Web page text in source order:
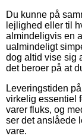
Du kunne på
lejlighed eller til
almindeligvis en
ualmindeligt
dog altid vise sig
det beroer på at
Leveringstiden
virkelig essentiel
varer fluks, og
ser det anslåede
vare.